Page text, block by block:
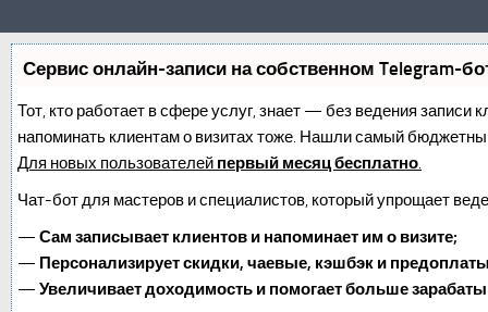
Сервис онлайн-записи на собственном Telegram-
Тот, кто работает в сфере услуг, знает — без ведения записи
напоминать клиентам о визитах тоже. Нашли самый
Для новых пользователей первый месяц бесплатно.
Чат-бот для мастеров и специалистов, который упрощает
— Сам записывает клиентов и напоминает им о визите;
— Персонализирует скидки, чаевые, кэшбэк и
— Увеличивает доходимость и помогает больше